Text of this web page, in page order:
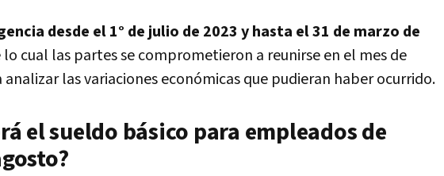
desde el 1° de julio de 2023 y hasta el 31 de marzo de
lo cual las partes se comprometieron a reunirse en el mes de
las variaciones económicas que pudieran haber ocurrido.
el sueldo básico para empleados de